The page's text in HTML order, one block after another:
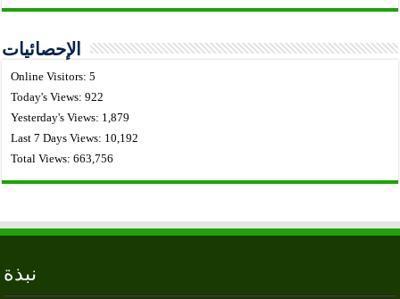
الإحصائيات
Online Visitors:5
Today's Views:922
Yesterday's Views: 1,879
Last 7 Days Views: 10,192
Total Views:663,756
نبذة